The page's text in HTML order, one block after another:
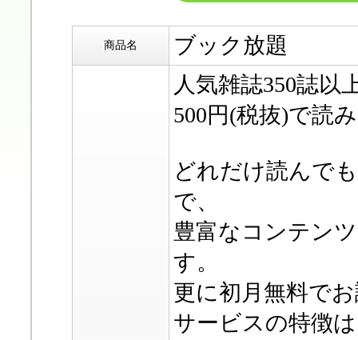
商品名 ブック放題
人気雑誌350誌以
500円(税抜)で読
どれだけ読んで
で、
豊富なコンテン
す。
更に初月無料で
サービスの特徴